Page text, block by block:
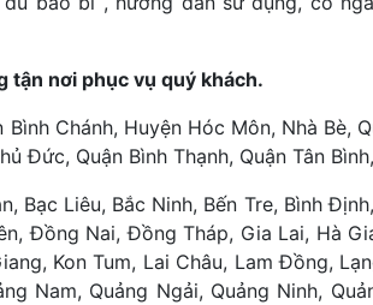
tận nơi phục vụ quý khách.
Chánh, Huyện Hóc Môn, Nhà Bè,
Đức, Quận Bình Thạnh, Quận Tân
Bạc Liêu, Bắc Ninh, Bến Tre, Bình
Đồng Nai, Đồng Tháp, Gia Lai, Hà
Kon Tum, Lai Châu, Lam Đồng,
Nam, Quảng Ngải, Quảng Ninh,